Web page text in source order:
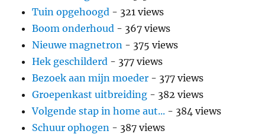
Tuin opgehoogd - 321 views
Boom onderhoud - 367 views
Nieuwe magnetron - 375 views
Hek geschilderd - 377 views
Bezoek aan mijn moeder - 377 views
Groepenkast uitbreiding - 382 views
Volgende stap in home aut... - 384 views
Schuur ophogen - 387 views